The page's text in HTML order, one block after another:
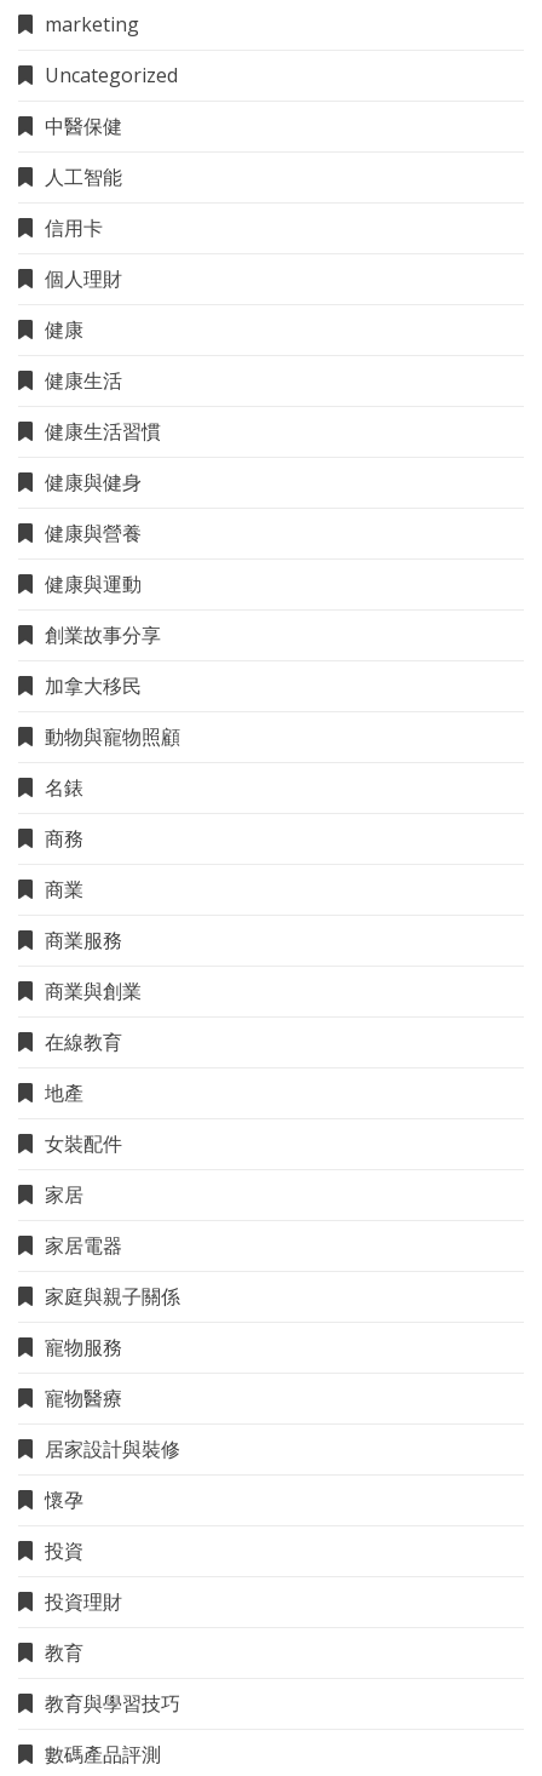
marketing
Uncategorized
中醫保健
人工智能
信用卡
個人理財
健康
健康生活
健康生活習慣
健康與健身
健康與營養
健康與運動
創業故事分享
加拿大移民
動物與寵物照顧
名錶
商務
商業
商業服務
商業與創業
在線教育
地產
女裝配件
家居
家居電器
家庭與親子關係
寵物服務
寵物醫療
居家設計與裝修
懷孕
投資
投資理財
教育
教育與學習技巧
數碼產品評測